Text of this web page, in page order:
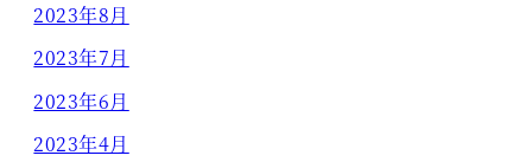
2023年8月
2023年7月
2023年6月
2023年4月